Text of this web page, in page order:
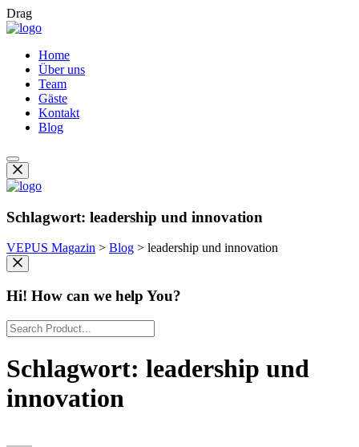
Drag
Home
Über uns
Team
Gäste
Kontakt
Blog
Schlagwort: leadership und innovation
VEPUS Magazin > Blog > leadership und innovation
Hi! How can we help You?
Schlagwort: leadership und
innovation